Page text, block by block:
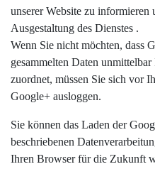
unserer Website zu informieren
Ausgestaltung des Dienstes .
Wenn Sie nicht möchten, dass
gesammelten Daten
zuordnet, müssen Sie sich vor
Google+ ausloggen.
Sie können das Laden der
beschriebenen
Ihren Browser für die Zukunft